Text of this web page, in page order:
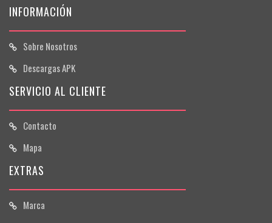
INFORMACIÓN
Sobre Nosotros
Descargas APK
SERVICIO AL CLIENTE
Contacto
Mapa
EXTRAS
Marca